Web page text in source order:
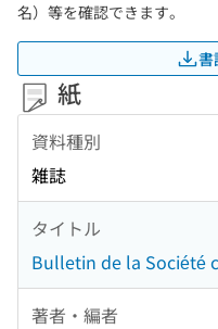
名）等を確認できます。
書
紙
資料種別
雑誌
タイトル
Bulletin de la Société
著者・編者